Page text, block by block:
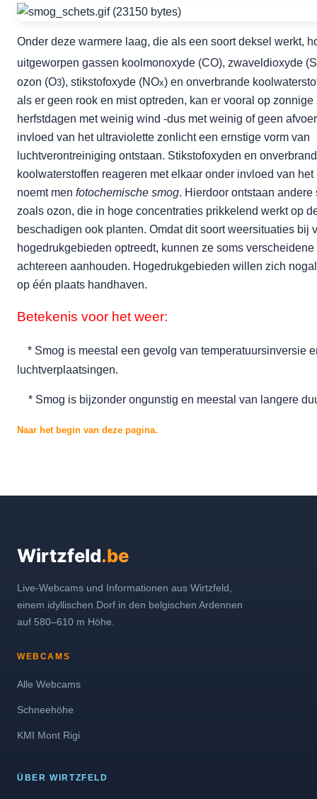
Onder deze warmere laag, die als een soort deksel werkt,
uitgeworpen gassen koolmonoxyde (CO), zwaveldioxyde
ozon (O3), stikstofoxyde (NOx) en onverbrande
als er geen rook en mist optreden, kan er vooral op zonnige
herfstdagen met weinig wind -dus met weinig of geen
invloed van het ultraviolette zonlicht een ernstige vorm van
luchtverontreiniging ontstaan. Stikstofoxyden en
koolwaterstoffen reageren met elkaar onder invloed van het
noemt men fotochemische smog. Hierdoor ontstaan andere
zoals ozon, die in hoge concentraties prikkelend werkt op
beschadigen ook planten. Omdat dit soort weersituaties bij
hogedrukgebieden optreedt, kunnen ze soms verscheidene
achtereen aanhouden. Hogedrukgebieden willen zich
op één plaats handhaven.
Betekenis voor het weer:
* Smog is meestal een gevolg van temperatuursinversie
luchtverplaatsingen.
* Smog is bijzonder ongunstig en meestal van langere
Naar het begin van deze pagina.
Wirtzfeld.be
Live-Webcams und Informationen aus Wirtzfeld,
einem idyllischen Dorf in den belgischen Ardennen
auf 580–610 m Höhe.
WEBCAMS
Alle Webcams
Schneehöhe
KMI Mont Rigi
ÜBER WIRTZFELD